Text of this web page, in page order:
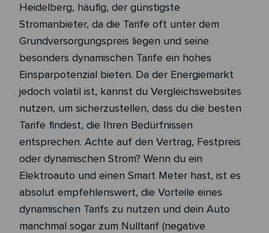
Heidelberg, häufig, der günstigste
Stromanbieter, da die Tarife oft unter dem
Grundversorgungspreis liegen und seine
besonders dynamischen Tarife ein hohes
Einsparpotenzial bieten. Da der Energiemarkt
jedoch volatil ist, kannst du Vergleichswebsites
nutzen, um sicherzustellen, dass du die besten
Tarife findest, die Ihren Bedürfnissen
entsprechen. Achte auf den Vertrag, Festpreis
oder dynamischen Strom? Wenn du ein
Elektroauto und einen Smart Meter hast, ist es
absolut empfehlenswert, die Vorteile eines
dynamischen Tarifs zu nutzen und dein Auto
manchmal sogar zum Nulltarif (negative